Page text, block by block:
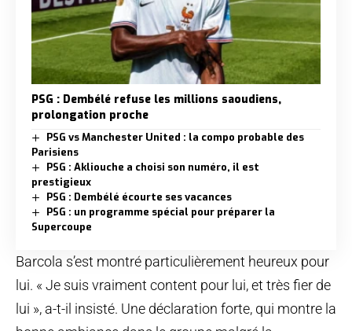
PSG : Dembélé refuse les millions saoudiens,
prolongation proche
PSG vs Manchester United : la compo probable des
Parisiens
PSG : Akliouche a choisi son numéro, il est
prestigieux
PSG : Dembélé écourte ses vacances
PSG : un programme spécial pour préparer la
Supercoupe
Barcola s’est montré particulièrement heureux pour
lui. « Je suis vraiment content pour lui, et très fier de
lui », a-t-il insisté. Une déclaration forte, qui montre la